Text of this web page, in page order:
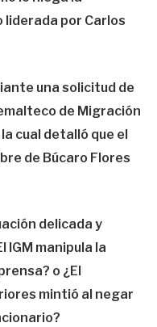
liderada por Carlos
una solicitud de
de Migración
cual detalló que el
de Búcaro Flores
delicada y
manipula la
o ¿El
mintió al negar